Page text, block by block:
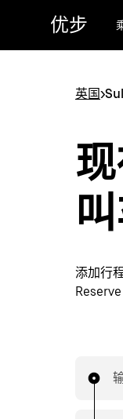
优步
英国>
添加行